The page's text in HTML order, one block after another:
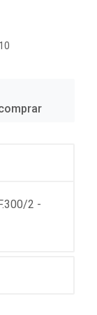
2 -